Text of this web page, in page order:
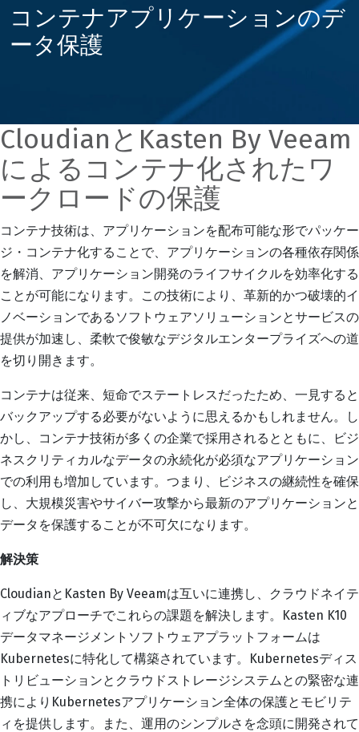
コンテナアプリケーションのデ
ータ保護
CloudianとKasten By Veeam
によるコンテナ化されたワ
ークロードの保護
コンテナ技術は、アプリケーションを配布可能な形でパッケー
ジ・コンテナ化することで、アプリケーションの各種依存関係
を解消、アプリケーション開発のライフサイクルを効率化する
ことが可能になります。この技術により、革新的かつ破壊的イ
ノベーションであるソフトウェアソリューションとサービスの
提供が加速し、柔軟で俊敏なデジタルエンタープライズへの道
を切り開きます。
コンテナは従来、短命でステートレスだったため、一見すると
バックアップする必要がないように思えるかもしれません。し
かし、コンテナ技術が多くの企業で採用されるとともに、ビジ
ネスクリティカルなデータの永続化が必須なアプリケーション
での利用も増加しています。つまり、ビジネスの継続性を確保
し、大規模災害やサイバー攻撃から最新のアプリケーションと
データを保護することが不可欠になります。
解決策
CloudianとKasten By Veeamは互いに連携し、クラウドネイテ
ィブなアプローチでこれらの課題を解決します。Kasten K10
データマネージメントソフトウェアプラットフォームは
Kubernetesに特化して構築されています。Kubernetesディス
トリビューションとクラウドストレージシステムとの緊密な連
携によりKubernetesアプリケーション全体の保護とモビリテ
ィを提供します。また、運用のシンプルさを念頭に開発されて